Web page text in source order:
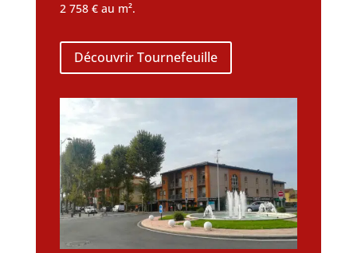
2 758 € au m².
Découvrir Tournefeuille